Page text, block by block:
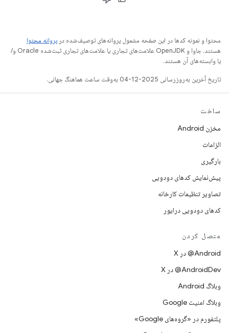
محتوا و نمونه کدها در این صفحه مشمول پروانه‌های توصیف‌شده در پروانه محتوا
هستند. جاوا و OpenJDK علامت‌های تجاری یا علامت‌های تجاری ثبت‌شده Oracle و/
یا وابسته‌های آن هستند.
تاریخ آخرین به‌روزرسانی 2025-12-04 به‌وقت ساعت هماهنگ جهانی.
ساخت
مخزن Android
الزامات
بارگیری
پیش‌نمایش کدهای دودویی
تصاویر تنظیمات کارخانه
کدهای دودویی درایور
متصل کردن
‫‎@Android در X
‫‎@AndroidDev در X
وبلاگ Android
وبلاگ امنیت Google
پلتفورم در «گروه‌های Google»